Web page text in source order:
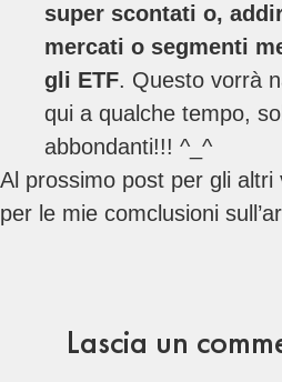
super scontati o,
mercati o segmenti
gli ETF. Questo vorrà
qui a qualche tempo,
abbondanti!!! ^_^
Al prossimo post per gli altri
per le mie comclusioni
Lascia un